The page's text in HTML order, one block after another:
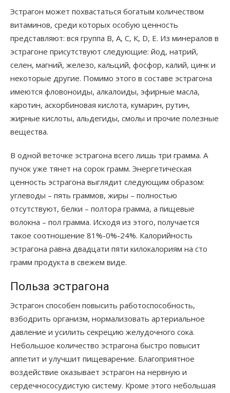
Эстрагон может похвастаться богатым количеством
витаминов, среди которых особую ценность
представляют: вся группа В, А, С, К, D, Е. Из минералов в
эстрагоне присутствуют следующие: йод, натрий,
селен, магний, железо, кальций, фосфор, калий, цинк и
некоторые другие. Помимо этого в составе эстрагона
имеются фловоноиды, алкалоиды, эфирные масла,
каротин, аскорбиновая кислота, кумарин, рутин,
жирные кислоты, альдегиды, смолы и прочие полезные
вещества.
В одной веточке эстрагона всего лишь три грамма. А
пучок уже тянет на сорок грамм. Энергетическая
ценность эстрагона выглядит следующим образом:
углеводы – пять граммов, жиры – полностью
отсутствуют, белки – полтора грамма, а пищевые
волокна – пол грамма. Исходя из этого, получается
такое соотношение 81%-0%-24%. Калорийность
эстрагона равна двадцати пяти килокалориям на сто
грамм продукта в свежем виде.
Польза эстрагона
Эстрагон способен повысить работоспособность,
взбодрить организм, нормализовать артериальное
давление и усилить секрецию желудочного сока.
Небольшое количество эстрагона быстро повысит
аппетит и улучшит пищеварение. Благоприятное
воздействие оказывает эстрагон на нервную и
сердечнососудистую систему. Кроме этого небольшая